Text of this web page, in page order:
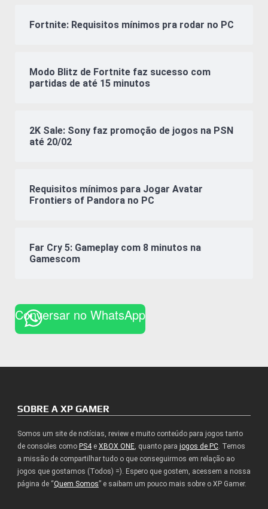
Fortnite: Requisitos mínimos pra rodar no PC
Modo Blitz de Fortnite faz sucesso com
partidas de até 15 minutos
2K Sale: Sony faz promoção de jogos na PSN
até 20/02
Requisitos mínimos para Jogar Avatar
Frontiers of Pandora no PC
Far Cry 5: Gameplay com 8 minutos na
Gamescom
Conversar no WhatsApp
SOBRE A XP GAMER
Somos um site de notícias, review e muito conteúdo para jogos tanto
de consoles como PS4e XBOX ONE, quanto para jogos de PC. Temos
a missão de compartilhar tudo o que conseguirmos em relação ao
jogos que gostamos (Todos) =). Espero que gostem, acessem a nossa
página de “Quem Somos” e saibam um pouco mais sobre o XP Gamer.